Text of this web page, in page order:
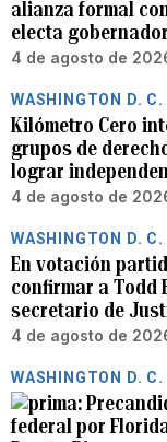
alianza formal
electa
4 de agosto de
WASHINGTON D. C.
Kilómetro Cero
grupos de
lograr
4 de agosto de
WASHINGTON D. C.
En votación
confirmar a Todd
secretario de
4 de agosto de
WASHINGTON D. C.
federal por